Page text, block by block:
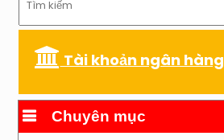
Tài khoản ngân hàng
Chuyên mục